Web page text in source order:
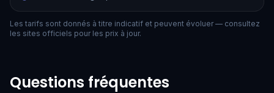
Les tarifs sont donnés à titre indicatif et peuvent évoluer — consultez
les sites officiels pour les prix à jour.
Questions fréquentes